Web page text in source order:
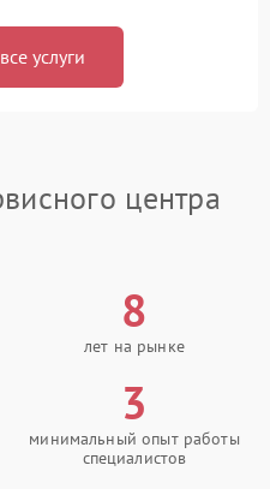
услуги
центра
8
лет на рынке
3
минимальный опыт работы
специалистов